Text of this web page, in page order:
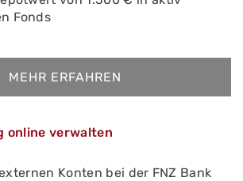
Fonds
MEHR ERFAHREN
online verwalten
Konten bei der FNZ Bank